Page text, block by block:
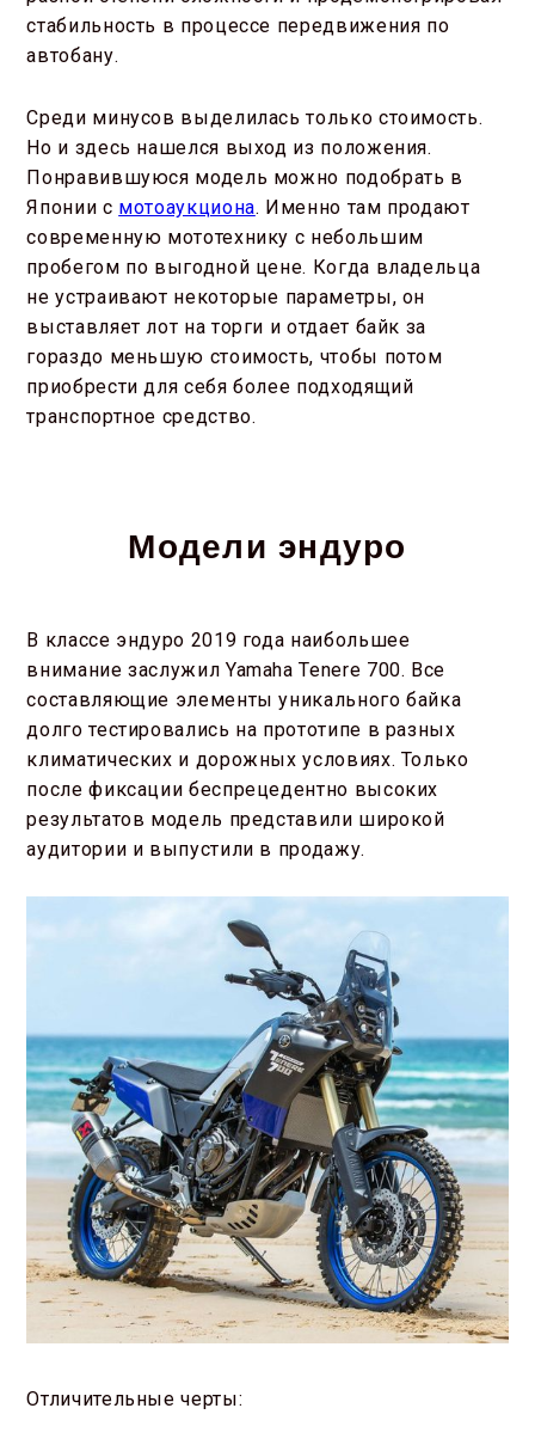
стабильность в процессе передвижения по
автобану.
Среди минусов выделилась только стоимость.
Но и здесь нашелся выход из положения.
Понравившуюся модель можно подобрать в
Японии с мотоаукциона. Именно там продают
современную мототехнику с небольшим
пробегом по выгодной цене. Когда владельца
не устраивают некоторые параметры, он
выставляет лот на торги и отдает байк за
гораздо меньшую стоимость, чтобы потом
приобрести для себя более подходящий
транспортное средство.
Модели эндуро
В классе эндуро 2019 года наибольшее
внимание заслужил Yamaha Tenere 700. Все
составляющие элементы уникального байка
долго тестировались на прототипе в разных
климатических и дорожных условиях. Только
после фиксации беспрецедентно высоких
результатов модель представили широкой
аудитории и выпустили в продажу.
Отличительные черты: